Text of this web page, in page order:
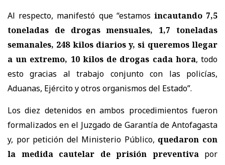
Al respecto, manifestó que “estamos incautando 7,5
toneladas de drogas mensuales, 1,7 toneladas
semanales, 248 kilos diarios y, si queremos llegar
a un extremo, 10 kilos de drogas cada hora, todo
esto gracias al trabajo conjunto con las policías,
Aduanas, Ejército y otros organismos del Estado”.
Los diez detenidos en ambos procedimientos fueron
formalizados en el Juzgado de Garantía de Antofagasta
y, por petición del Ministerio Público, quedaron con
la medida cautelar de prisión preventivapor